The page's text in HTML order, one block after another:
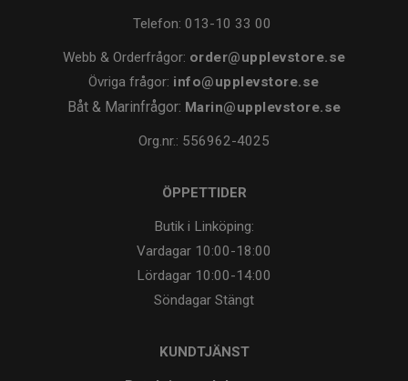
Telefon: 013-10 33 00
Webb & Orderfrågor: order@upplevstore.se
Övriga frågor: info@upplevstore.se
Båt & Marinfrågor: Marin@upplevstore.se
Org.nr.: 556962-4025
ÖPPETTIDER
Butik i Linköping:
Vardagar 10:00-18:00
Lördagar 10:00-14:00
Söndagar Stängt
KUNDTJÄNST